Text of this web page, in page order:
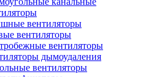
вентиляторы
вентиляторы
вентиляторы
дымоудаления
вентиляторы